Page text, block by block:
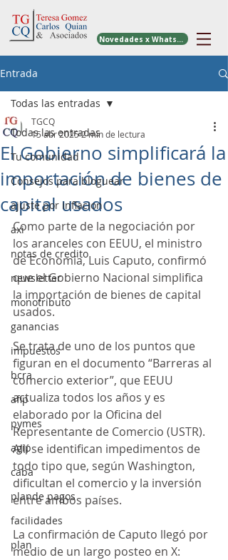
Novedades x WhatsApp
Entrada
Todas las entradas
Tu comunidad
Consejos para bloguear
ajuste por inflacion
axi
notas de credito
newsletter
monotributo
ganancias
impuestos
bcra
afip
pymes
agip
caba
plande pagos
facilidades
plan
Todas las entradas
El Gobierno simplificará la
importación de bienes de
capital usados
TGCQ
15 abr 20252 min de lectura
Como parte de la negociación por
los aranceles con EEUU, el ministro
de Economía, Luis Caputo, confirmó
que el Gobierno Nacional simplifica
la importación de bienes de capital
usados.
Se trata de uno de los puntos que
figuran en el documento “Barreras al
comercio exterior”, que EEUU
actualiza todos los años y es
elaborado por la Oficina del
Representante de Comercio (USTR).
Allí se identifican impedimentos de
todo tipo que, según Washington,
dificultan el comercio y la inversión
entre ambos países.
La confirmación de Caputo llegó por
medio de un largo posteo en X: